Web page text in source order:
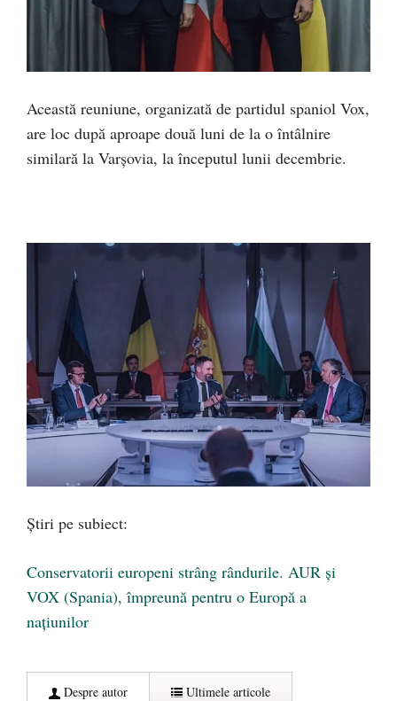
Această reuniune, organizată de partidul spaniol Vox,
are loc după aproape două luni de la o întâlnire
similară la Varşovia, la începutul lunii decembrie.
Știri pe subiect:
Conservatorii europeni strâng rândurile. AUR și
VOX (Spania), împreună pentru o Europă a
națiunilor
Despre autor Ultimele articole